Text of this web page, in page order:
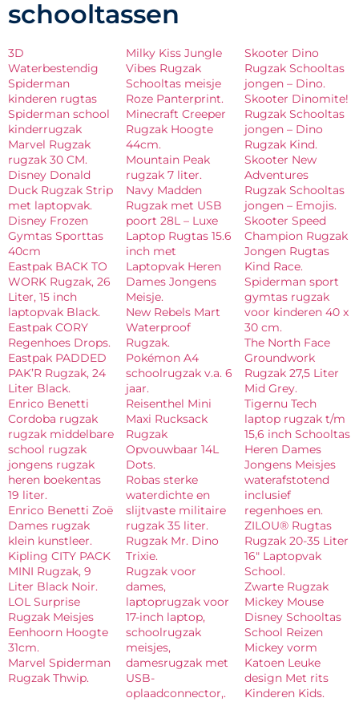
schooltassen
3D
Waterbestendig
Spiderman
kinderen rugtas
Spiderman school
kinderrugzak
Marvel Rugzak
rugzak 30 CM.
Disney Donald
Duck Rugzak Strip
met laptopvak.
Disney Frozen
Gymtas Sporttas
40cm
Eastpak BACK TO
WORK Rugzak, 26
Liter, 15 inch
laptopvak Black.
Eastpak CORY
Regenhoes Drops.
Eastpak PADDED
PAK’R Rugzak, 24
Liter Black.
Enrico Benetti
Cordoba rugzak
rugzak middelbare
school rugzak
jongens rugzak
heren boekentas
19 liter.
Enrico Benetti Zoë
Dames rugzak
klein kunstleer.
Kipling CITY PACK
MINI Rugzak, 9
Liter Black Noir.
LOL Surprise
Rugzak Meisjes
Eenhoorn Hoogte
31cm.
Marvel Spiderman
Rugzak Thwip.
Milky Kiss Jungle
Vibes Rugzak
Schooltas meisje
Roze Panterprint.
Minecraft Creeper
Rugzak Hoogte
44cm.
Mountain Peak
rugzak 7 liter.
Navy Madden
Rugzak met USB
poort 28L – Luxe
Laptop Rugtas 15.6
inch met
Laptopvak Heren
Dames Jongens
Meisje.
New Rebels Mart
Waterproof
Rugzak.
Pokémon A4
schoolrugzak v.a. 6
jaar.
Reisenthel Mini
Maxi Rucksack
Rugzak
Opvouwbaar 14L
Dots.
Robas sterke
waterdichte en
slijtvaste militaire
rugzak 35 liter.
Rugzak Mr. Dino
Trixie.
Rugzak voor
dames,
laptoprugzak voor
17-inch laptop,
schoolrugzak
meisjes,
damesrugzak met
USB-
oplaadconnector,.
Skooter Dino
Rugzak Schooltas
jongen – Dino.
Skooter Dinomite!
Rugzak Schooltas
jongen – Dino
Rugzak Kind.
Skooter New
Adventures
Rugzak Schooltas
jongen – Emojis.
Skooter Speed
Champion Rugzak
Jongen Rugtas
Kind Race.
Spiderman sport
gymtas rugzak
voor kinderen 40 x
30 cm.
The North Face
Groundwork
Rugzak 27,5 Liter
Mid Grey.
Tigernu Tech
laptop rugzak t/m
15,6 inch Schooltas
Heren Dames
Jongens Meisjes
waterafstotend
inclusief
regenhoes en.
ZILOU® Rugtas
Rugzak 20-35 Liter
16″ Laptopvak
School.
Zwarte Rugzak
Mickey Mouse
Disney Schooltas
School Reizen
Mickey vorm
Katoen Leuke
design Met rits
Kinderen Kids.